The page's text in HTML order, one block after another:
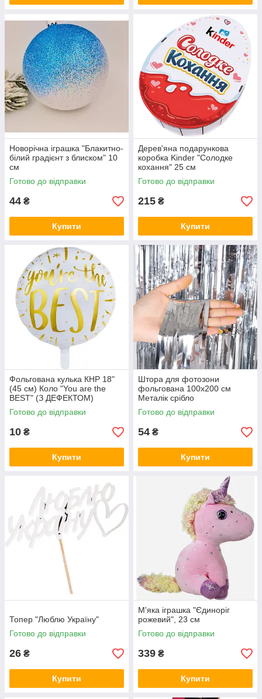
Новорічна іграшка "Блакитно-
білий градієнт з блиском" 10
см
Готово до відправки
44 ₴
Купити
Дерев'яна подарункова
коробка Kinder "Солодке
кохання" 25 см
Готово до відправки
215 ₴
Купити
Фольгована кулька КНР 18"
(45 см) Коло "You are the
BEST" (З ДЕФЕКТОМ)
Готово до відправки
10 ₴
Купити
Штора для фотозони
фольгована 100х200 см
Металік срібло
Готово до відправки
54 ₴
Купити
Топер "Люблю Україну"
Готово до відправки
26 ₴
Купити
М'яка іграшка "Єдиноріг
рожевий", 23 см
Готово до відправки
339 ₴
Купити